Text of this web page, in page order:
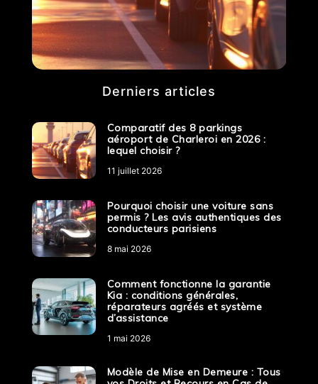
Derniers articles
Comparatif des 8 parkings
aéroport de Charleroi en 2026 :
lequel choisir ?
11 juillet 2026
Pourquoi choisir une voiture sans
permis ? Les avis authentiques des
conducteurs parisiens
8 mai 2026
Comment fonctionne la garantie
Kia : conditions générales,
réparateurs agréés et système
d’assistance
1 mai 2026
Modèle de Mise en Demeure : Tous